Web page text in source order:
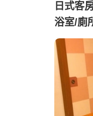
日式客
浴室/廁